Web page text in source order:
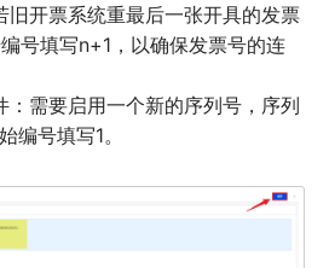
旧开票系统重最后一张开具的发票
号填写n+1，以确保发票号的连
：需要启用一个新的序列号，序列
编号填写1。